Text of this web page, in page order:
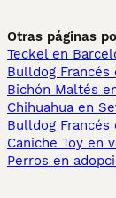
Otras páginas
Teckel en
Bulldog Francés
Bichón Maltés
Chihuahua en
Bulldog Francés
Caniche Toy en
Perros en